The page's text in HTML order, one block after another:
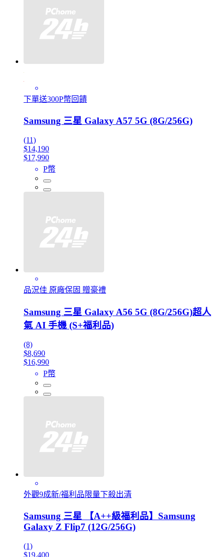
下單送300P幣回饋
Samsung 三星 Galaxy A57 5G (8G/256G)
(11)
$14,190
$17,990
P幣
品況佳 原廠保固 贈豪禮
Samsung 三星 Galaxy A56 5G (8G/256G)超人
氣 AI 手機 (S+福利品)
(8)
$8,690
$16,990
P幣
外觀9成新/福利品限量下殺出清
Samsung 三星 【A++級福利品】Samsung
Galaxy Z Flip7 (12G/256G)
(1)
$19,400